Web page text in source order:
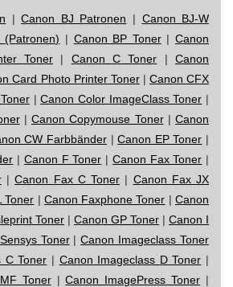
|Canon BJ Patronen | Canon BJ-W
(Patronen) | Canon BP Toner|Canon
Toner | Canon C Toner |Canon
Card Photo Printer Toner| Canon CFX
|Canon Color ImageClass Toner |
| Canon Copymouse Toner| Canon
CW Farbbänder |Canon EP Toner |
| Canon F Toner | Canon Fax Toner |
|Canon Fax C Toner | Canon Fax JX
Toner | Canon Faxphone Toner |Canon
Toner | Canon GP Toner | Canon I
Toner|Canon Imageclass Toner
C Toner | Canon Imageclass D Toner |
Toner|Canon ImagePress Toner |